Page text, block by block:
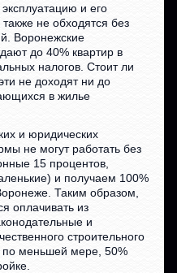
и его
не обходятся без
Воронежские
до 40% квартир в
налогов. Стоит ли
не доходят ни до
в жилье
и юридических
не могут работать без
15 процентов,
и получаем 100%
Таким образом,
оплачивать из
и
строительного
по меньшей мере, 50%